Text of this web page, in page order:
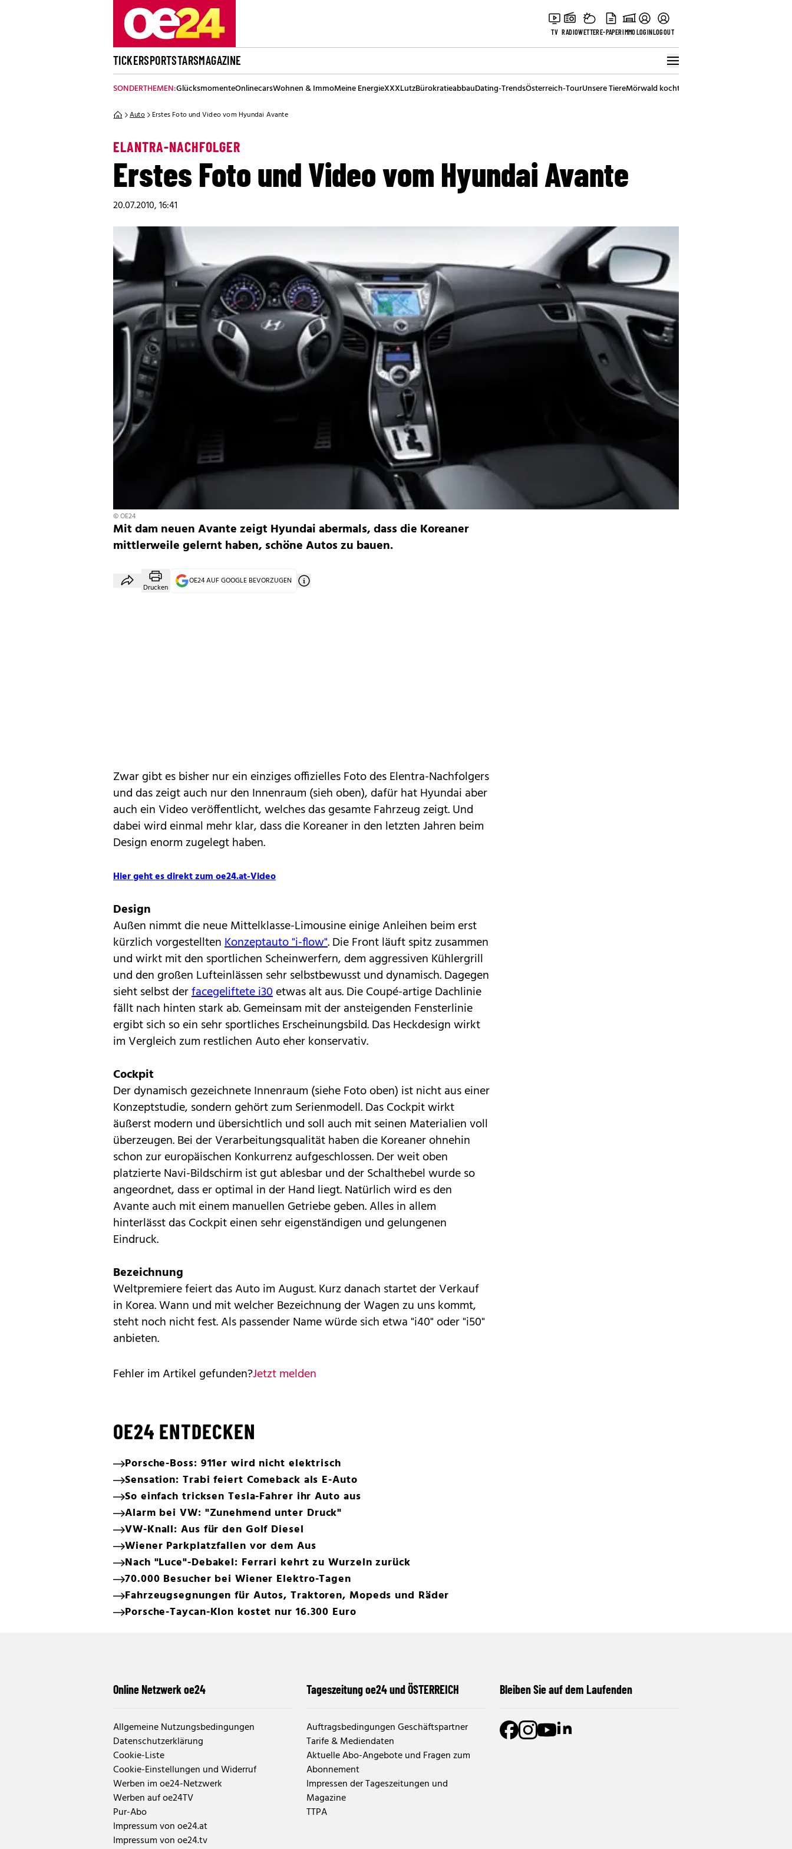
TV RADIOWETTERE-PAPERIMMOLOGINLOGOUT
TICKERSPORTSTARSMAGAZINE
SONDERTHEMEN:GlücksmomenteOnlinecarsWohnen & ImmoMeine EnergieXXXLutzBürokratieabbauDating-TrendsÖsterreich-TourUnsere TiereMörwald kocht
Auto Erstes Foto und Video vom Hyundai Avante
ELANTRA-NACHFOLGER
Erstes Foto und Video vom Hyundai Avante
20.07.2010, 16:41
© OE24
Mit dam neuen Avante zeigt Hyundai abermals, dass die Koreaner
mittlerweile gelernt haben, schöne Autos zu bauen.
Drucken
OE24 AUF GOOGLE BEVORZUGEN
Zwar gibt es bisher nur ein einziges offizielles Foto des Elentra-Nachfolgers
und das zeigt auch nur den Innenraum (sieh oben), dafür hat Hyundai aber
auch ein Video veröffentlicht, welches das gesamte Fahrzeug zeigt. Und
dabei wird einmal mehr klar, dass die Koreaner in den letzten Jahren beim
Design enorm zugelegt haben.
Hier geht es direkt zum oe24.at-Video
Design
Außen nimmt die neue Mittelklasse-Limousine einige Anleihen beim erst
kürzlich vorgestelltenKonzeptauto "i-flow". Die Front läuft spitz zusammen
und wirkt mit den sportlichen Scheinwerfern, dem aggressiven Kühlergrill
und den großen Lufteinlässen sehr selbstbewusst und dynamisch. Dagegen
sieht selbst derfacegeliftete i30etwas alt aus. Die Coupé-artige Dachlinie
fällt nach hinten stark ab. Gemeinsam mit der ansteigenden Fensterlinie
ergibt sich so ein sehr sportliches Erscheinungsbild. Das Heckdesign wirkt
im Vergleich zum restlichen Auto eher konservativ.
Cockpit
Der dynamisch gezeichnete Innenraum (siehe Foto oben) ist nicht aus einer
Konzeptstudie, sondern gehört zum Serienmodell. Das Cockpit wirkt
äußerst modern und übersichtlich und soll auch mit seinen Materialien voll
überzeugen. Bei der Verarbeitungsqualität haben die Koreaner ohnehin
schon zur europäischen Konkurrenz aufgeschlossen. Der weit oben
platzierte Navi-Bildschirm ist gut ablesbar und der Schalthebel wurde so
angeordnet, dass er optimal in der Hand liegt. Natürlich wird es den
Avante auch mit einem manuellen Getriebe geben. Alles in allem
hinterlässt das Cockpit einen sehr eigenständigen und gelungenen
Eindruck.
Bezeichnung
Weltpremiere feiert das Auto im August. Kurz danach startet der Verkauf
in Korea. Wann und mit welcher Bezeichnung der Wagen zu uns kommt,
steht noch nicht fest. Als passender Name würde sich etwa "i40" oder "i50"
anbieten.
Fehler im Artikel gefunden?Jetzt melden
OE24 ENTDECKEN
Porsche-Boss: 911er wird nicht elektrisch
Sensation: Trabi feiert Comeback als E-Auto
So einfach tricksen Tesla-Fahrer ihr Auto aus
Alarm bei VW: "Zunehmend unter Druck"
VW-Knall: Aus für den Golf Diesel
Wiener Parkplatzfallen vor dem Aus
Nach "Luce"-Debakel: Ferrari kehrt zu Wurzeln zurück
70.000 Besucher bei Wiener Elektro-Tagen
Fahrzeugsegnungen für Autos, Traktoren, Mopeds und Räder
Porsche-Taycan-Klon kostet nur 16.300 Euro
Online Netzwerk oe24
Allgemeine Nutzungsbedingungen
Datenschutzerklärung
Cookie-Liste
Cookie-Einstellungen und Widerruf
Werben im oe24-Netzwerk
Werben auf oe24TV
Pur-Abo
Impressum von oe24.at
Impressum von oe24.tv
Tageszeitung oe24 und ÖSTERREICH
Auftragsbedingungen Geschäftspartner
Tarife & Mediendaten
Aktuelle Abo-Angebote und Fragen zum
Abonnement
Impressen der Tageszeitungen und
Magazine
TTPA
Bleiben Sie auf dem Laufenden